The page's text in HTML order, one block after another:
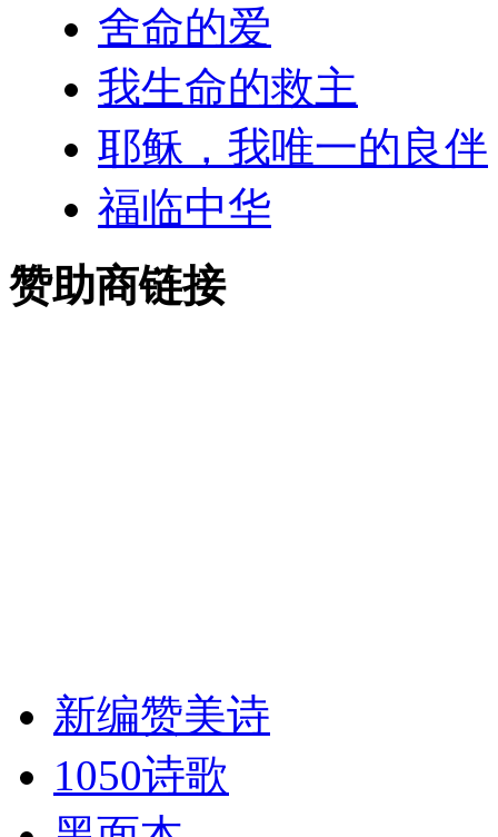
舍命的爱
我生命的救主
耶稣，我唯一的良伴
福临中华
赞助商链接
新编赞美诗
1050诗歌